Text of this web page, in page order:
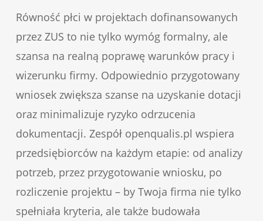
Równość płci w projektach dofinansowanych
przez ZUS to nie tylko wymóg formalny, ale
szansa na realną poprawę warunków pracy i
wizerunku firmy. Odpowiednio przygotowany
wniosek zwiększa szanse na uzyskanie dotacji
oraz minimalizuje ryzyko odrzucenia
dokumentacji. Zespół openqualis.pl wspiera
przedsiębiorców na każdym etapie: od analizy
potrzeb, przez przygotowanie wniosku, po
rozliczenie projektu – by Twoja firma nie tylko
spełniała kryteria, ale także budowała